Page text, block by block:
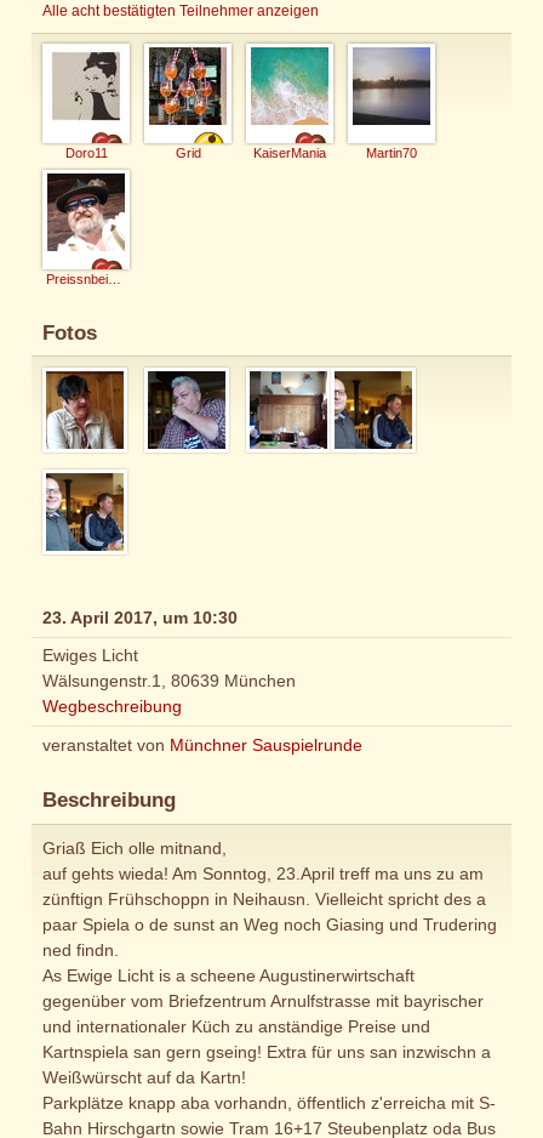
Alle acht bestätigten Teilnehmer anzeigen
Doro11 Grid KaiserMania Martin70
Fotos
23. April 2017, um 10:30
Ewiges Licht
Wälsungenstr.1, 80639 München
Wegbeschreibung
veranstaltet von Münchner Sauspielrunde
Beschreibung
Griaß Eich olle mitnand,
auf gehts wieda! Am Sonntog, 23.April treff ma uns zu am
zünftign Frühschoppn in Neihausn. Vielleicht spricht des a
paar Spiela o de sunst an Weg noch Giasing und Trudering
ned findn.
As Ewige Licht is a scheene Augustinerwirtschaft
gegenüber vom Briefzentrum Arnulfstrasse mit bayrischer
und internationaler Küch zu anständige Preise und
Kartnspiela san gern gseing! Extra für uns san inzwischn a
Weißwürscht auf da Kartn!
Parkplätze knapp aba vorhandn, öffentlich z'erreicha mit S-
Bahn Hirschgartn sowie Tram 16+17 Steubenplatz oda Bus